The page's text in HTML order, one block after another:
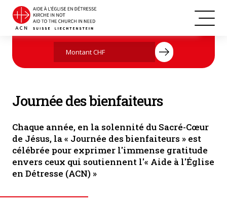
Les enfants de l'école St. Mary's à Kurvalli, Khammam disent MERCI
pour l'aide d'ACN (Photo : ACN)Agissez maintenant par votre don
Journée des bienfaiteurs
Chaque année, en la solennité du Sacré-Cœur
de Jésus, la « Journée des bienfaiteurs » est
célébrée pour exprimer l'immense gratitude
envers ceux qui soutiennent l'« Aide à l'Église
en Détresse (ACN) »